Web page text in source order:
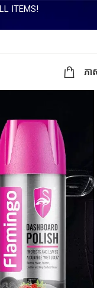
ITEMS!
ភា